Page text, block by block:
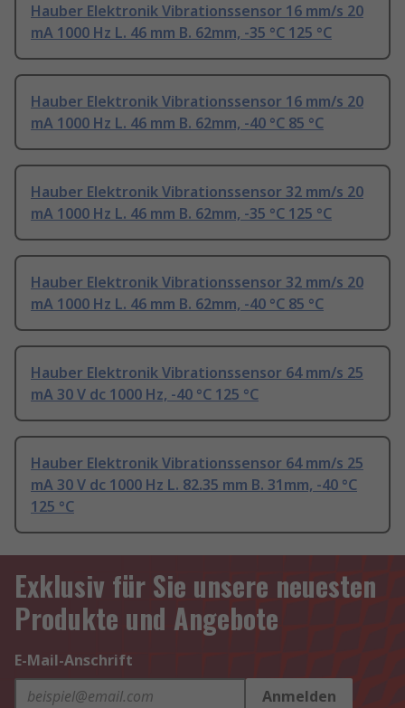
Hauber Elektronik Vibrationssensor 16 mm/s 20
mA 1000 Hz L. 46 mm B. 62mm, -35 °C 125 °C
Hauber Elektronik Vibrationssensor 16 mm/s 20
mA 1000 Hz L. 46 mm B. 62mm, -40 °C 85 °C
Hauber Elektronik Vibrationssensor 32 mm/s 20
mA 1000 Hz L. 46 mm B. 62mm, -35 °C 125 °C
Hauber Elektronik Vibrationssensor 32 mm/s 20
mA 1000 Hz L. 46 mm B. 62mm, -40 °C 85 °C
Hauber Elektronik Vibrationssensor 64 mm/s 25
mA 30 V dc 1000 Hz, -40 °C 125 °C
Hauber Elektronik Vibrationssensor 64 mm/s 25
mA 30 V dc 1000 Hz L. 82.35 mm B. 31mm, -40 °C
125 °C
Exklusiv für Sie unsere neuesten
Produkte und Angebote
E-Mail-Anschrift
Anmelden